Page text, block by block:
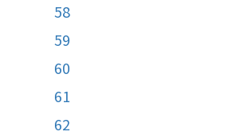
58
59
60
61
62